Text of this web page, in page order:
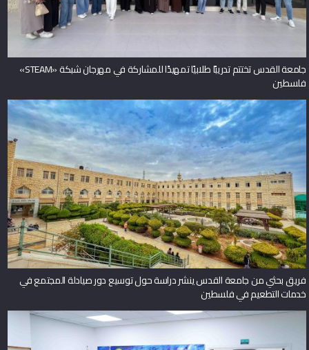
جامعة القدس تختتم تدريبًا طلابيًا تمهيدًا للمشاركة في مهرجان شبكة «STEAM»
فلسطين
فريق بحثي من جامعة القدس ينشر دراسة حول توسيع دور صيادلة المجتمع في
خدمات التطعيم في فلسطين